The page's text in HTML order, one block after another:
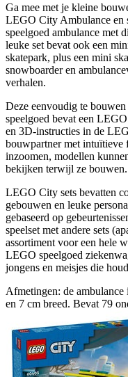
Ga mee met je kleine
LEGO City Ambulance en
speelgoed ambulance met
leuke set bevat ook een
skatepark, plus een mini
snowboarder en
verhalen.
Deze eenvoudig te
speelgoed bevat een
en 3D-instructies in de
bouwpartner met intuïtieve
inzoomen, modellen
bekijken terwijl ze
LEGO City sets bevatten
gebouwen en leuke
gebaseerd op
speelset met andere sets
assortiment voor een hele
LEGO speelgoed
jongens en meisjes die
Afmetingen: de ambulance
en 7 cm breed. Bevat 79